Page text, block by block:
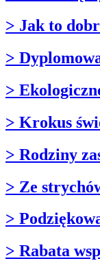
> Jak to
>
>
> Krokus
> Rodziny
> Ze
>
> Rabata